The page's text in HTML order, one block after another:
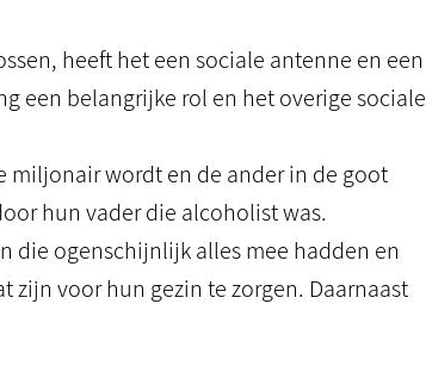
heeft het een sociale antenne en een
een belangrijke rol en het overige sociale
miljonair wordt en de ander in de goot
hun vader die alcoholist was.
die ogenschijnlijk alles mee hadden en
zijn voor hun gezin te zorgen. Daarnaast